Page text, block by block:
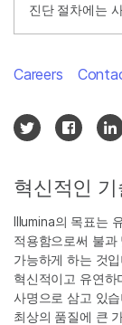
진단 절차에는
혁신적인 기
Illumina의 목표는
적용함으로써 불과
가능하게 하는 것
혁신적이고 유연
사명으로 삼고 있
최상의 품질에 큰
Careers